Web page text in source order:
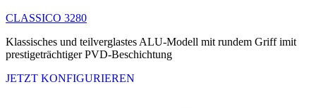
CLASSICO 3280
Klassisches und teilverglastes ALU-Modell mit rundem Griff imit
prestigeträchtiger PVD-Beschichtung
JETZT KONFIGURIEREN